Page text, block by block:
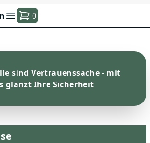
0
sind Vertrauenssache - mit
glänzt Ihre Sicherheit